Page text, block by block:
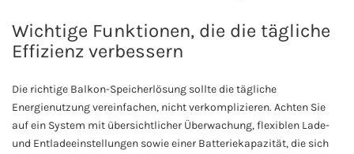
Wichtige Funktionen, die die tägliche
Effizienz verbessern
Die richtige Balkon-Speicherlösung sollte die tägliche
Energienutzung vereinfachen, nicht verkomplizieren. Achten Sie
auf ein System mit übersichtlicher Überwachung, flexiblen Lade-
und Entladeeinstellungen sowie einer Batteriekapazität, die sich